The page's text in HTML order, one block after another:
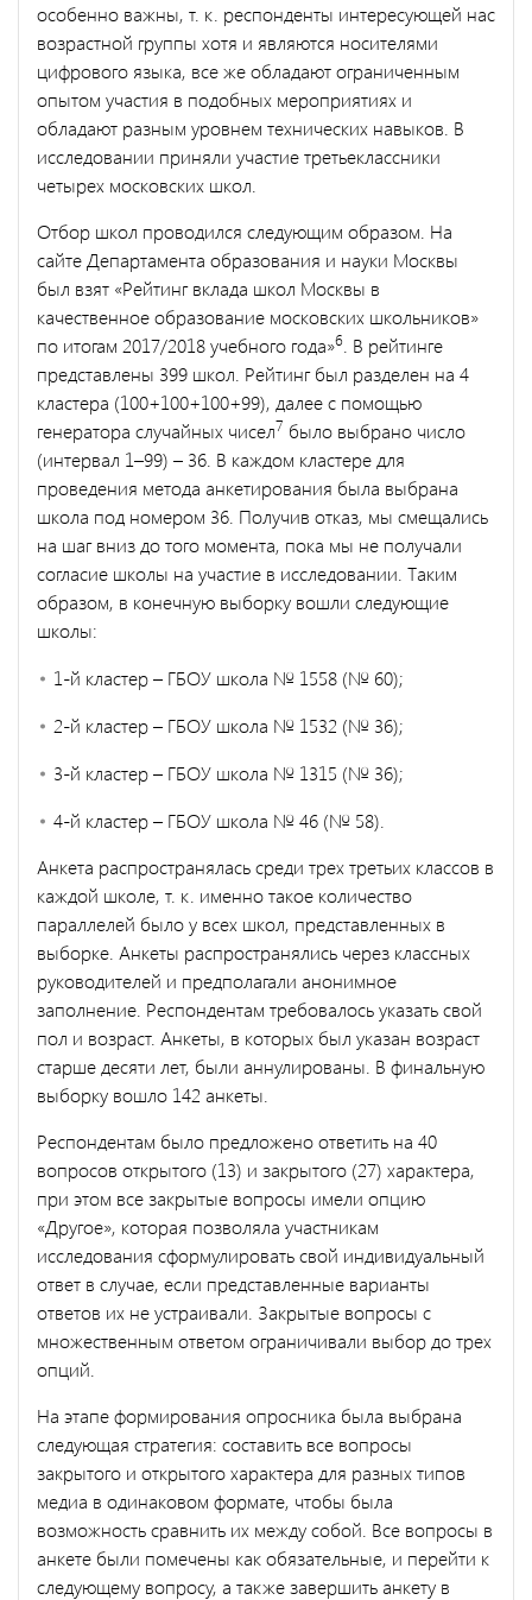
особенно важны, т. к. респонденты интересующей нас
возрастной группы хотя и являются носителями
цифрового языка, все же обладают ограниченным
опытом участия в подобных мероприятиях и
обладают разным уровнем технических навыков. В
исследовании приняли участие третьеклассники
четырех московских школ.
Отбор школ проводился следующим образом. На
сайте Департамента образования и науки Москвы
был взят «Рейтинг вклада школ Москвы в
качественное образование московских школьников»
по итогам 2017/2018 учебного года»6 . В рейтинге
представлены 399 школ. Рейтинг был разделен на 4
кластера (100+100+100+99), далее с помощью
генератора случайных чисел7 было выбрано число
(интервал 1–99) – 36. В каждом кластере для
проведения метода анкетирования была выбрана
школа под номером 36. Получив отказ, мы смещались
на шаг вниз до того момента, пока мы не получали
согласие школы на участие в исследовании. Таким
образом, в конечную выборку вошли следующие
школы:
1-й кластер – ГБОУ школа № 1558 (№ 60);
2-й кластер – ГБОУ школа № 1532 (№ 36);
3-й кластер – ГБОУ школа № 1315 (№ 36);
4-й кластер – ГБОУ школа № 46 (№ 58).
Анкета распространялась среди трех третьих классов в
каждой школе, т. к. именно такое количество
параллелей было у всех школ, представленных в
выборке. Анкеты распространялись через классных
руководителей и предполагали анонимное
заполнение. Респондентам требовалось указать свой
пол и возраст. Анкеты, в которых был указан возраст
старше десяти лет, были аннулированы. В финальную
выборку вошло 142 анкеты.
Респондентам было предложено ответить на 40
вопросов открытого (13) и закрытого (27) характера,
при этом все закрытые вопросы имели опцию
«Другое», которая позволяла участникам
исследования сформулировать свой индивидуальный
ответ в случае, если представленные варианты
ответов их не устраивали. Закрытые вопросы с
множественным ответом ограничивали выбор до трех
опций.
На этапе формирования опросника была выбрана
следующая стратегия: составить все вопросы
закрытого и открытого характера для разных типов
медиа в одинаковом формате, чтобы была
возможность сравнить их между собой. Все вопросы в
анкете были помечены как обязательные, и перейти к
следующему вопросу, а также завершить анкету в